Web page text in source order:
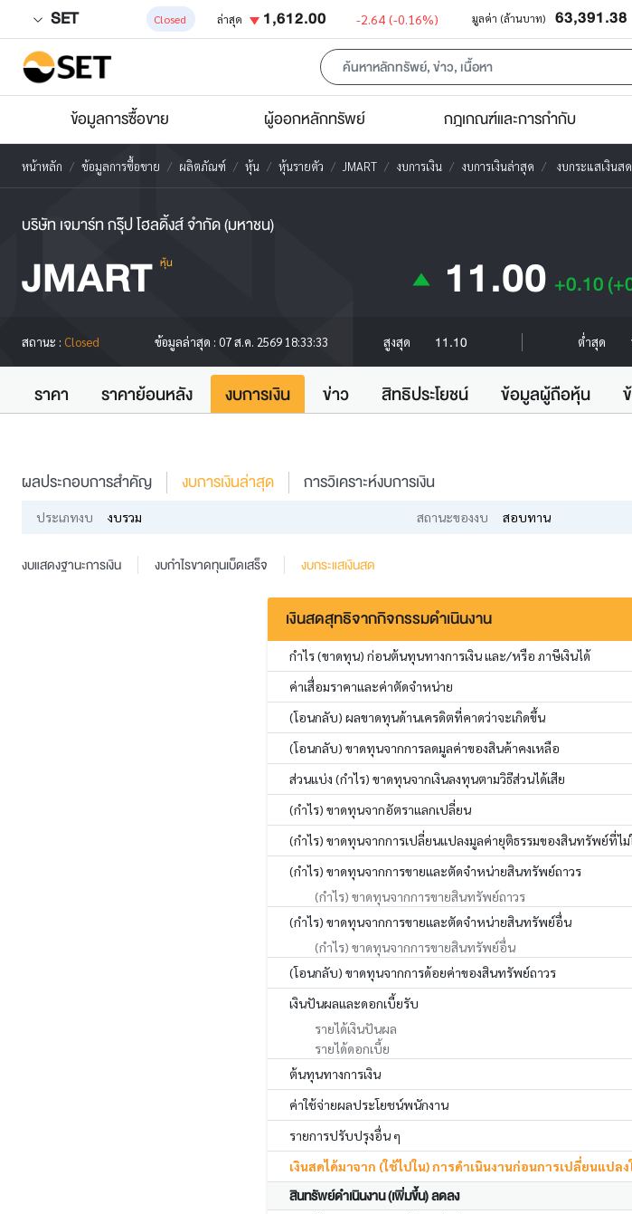
SET Closed ล่าสุด 1,612.00 -2.64 (-0.16%) มูลค่า (ล้านบาท) 63,391.38
ข้อมูลการซื้อขาย ผู้ออกหลักทรัพย์ กฎเกณฑ์และการกำกับ
หน้าหลัก ข้อมูลการซื้อขาย ผลิตภัณฑ์ หุ้น หุ้นรายตัว JMART งบการเงิน งบการเงินล่าสุด งบกระแสเงินสด
บริษัท เจมาร์ท กรุ๊ป โฮลดิ้งส์ จำกัด (มหาชน)
JMART หุ้น 11.00 +0.10
สถานะ : Closed ข้อมูลล่าสุด : 07 ส.ค. 2569 18:33:33 สูงสุด 11.10 ต่ำสุด
ราคา ราคาย้อนหลัง งบการเงิน ข่าว สิทธิประโยชน์ ข้อมูลผู้ถือหุ้น
ผลประกอบการสำคัญ งบการเงินล่าสุด การวิเคราะห์งบการเงิน
ประเภทงบ งบรวม สถานะของงบ สอบทาน
งบแสดงฐานะการเงิน งบกำไรขาดทุนเบ็ดเสร็จ งบกระแสเงินสด
เงินสดสุทธิจากกิจกรรมดำเนินงาน
กำไร (ขาดทุน) ก่อนต้นทุนทางการเงิน และ/หรือ ภาษีเงินได้
ค่าเสื่อมราคาและค่าตัดจำหน่าย
(โอนกลับ) ผลขาดทุนด้านเครดิตที่คาดว่าจะเกิดขึ้น
(โอนกลับ) ขาดทุนจากการลดมูลค่าของสินค้าคงเหลือ
ส่วนแบ่ง (กำไร) ขาดทุนจากเงินลงทุนตามวิธีส่วนได้เสีย
(กำไร) ขาดทุนจากอัตราแลกเปลี่ยน
(กำไร) ขาดทุนจากการเปลี่ยนแปลงมูลค่ายุติธรรมของสินทรัพย์ที่ไ
(กำไร) ขาดทุนจากการขายและตัดจำหน่ายสินทรัพย์ถาวร
(กำไร) ขาดทุนจากการขายสินทรัพย์ถาวร
(กำไร) ขาดทุนจากการขายและตัดจำหน่ายสินทรัพย์อื่น
(กำไร) ขาดทุนจากการขายสินทรัพย์อื่น
(โอนกลับ) ขาดทุนจากการด้อยค่าของสินทรัพย์ถาวร
เงินปันผลและดอกเบี้ยรับ
รายได้เงินปันผล
รายได้ดอกเบี้ย
ต้นทุนทางการเงิน
ค่าใช้จ่ายผลประโยชน์พนักงาน
รายการปรับปรุงอื่น ๆ
เงินสดได้มาจาก (ใช้ไปใน) การดำเนินงานก่อนการเปลี่ยนแป
สินทรัพย์ดำเนินงาน (เพิ่มขึ้น) ลดลง